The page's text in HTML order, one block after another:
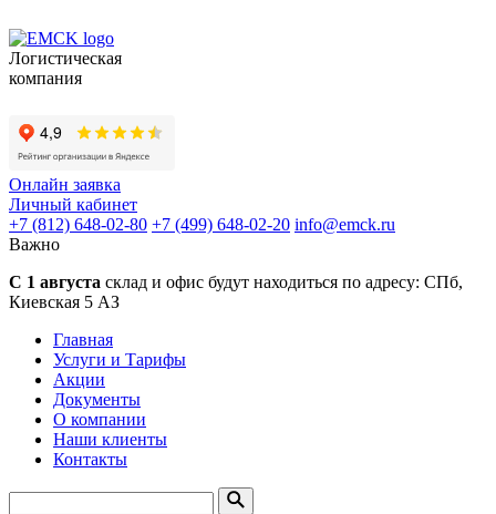
Логистическая
компания
Онлайн заявка
Личный кабинет
+7 (812) 648-02-80 +7 (499) 648-02-20 info@emck.ru
Важно
С 1 августа склад и офис будут находиться по адресу: СПб,
Киевская 5 АЗ
Главная
Услуги и Тарифы
Акции
Документы
О компании
Наши клиенты
Контакты